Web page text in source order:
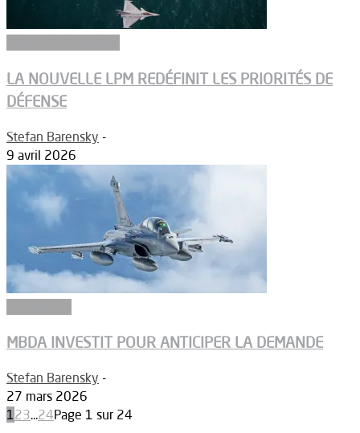
LA NOUVELLE LPM REDÉFINIT LES PRIORITÉS DE
DÉFENSE
Stefan Barensky -
9 avril 2026
MBDA INVESTIT POUR ANTICIPER LA DEMANDE
Stefan Barensky -
27 mars 2026
123...24Page 1 sur 24